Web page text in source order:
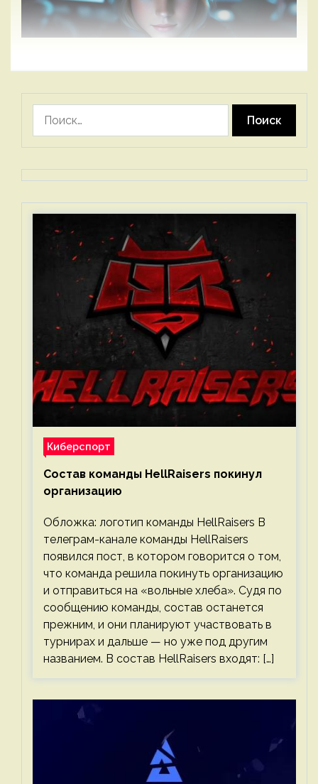
Киберспорт
Состав команды HellRaisers покинул
организацию
Обложка: логотип команды HellRaisers В
телеграм-канале команды HellRaisers
появился пост, в котором говорится о том,
что команда решила покинуть организацию
и отправиться на «вольные хлеба». Судя по
сообщению команды, состав останется
прежним, и они планируют участвовать в
турнирах и дальше — но уже под другим
названием. В состав HellRaisers входят: […]